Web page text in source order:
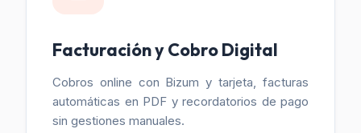
Facturación y Cobro Digital
Cobros online con Bizum y tarjeta, facturas
automáticas en PDF y recordatorios de pago
sin gestiones manuales.